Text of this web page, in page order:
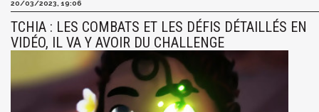
20/03/2023, 19:06
TCHIA : LES COMBATS ET LES DÉFIS DÉTAILLÉS EN
VIDÉO, IL VA Y AVOIR DU CHALLENGE